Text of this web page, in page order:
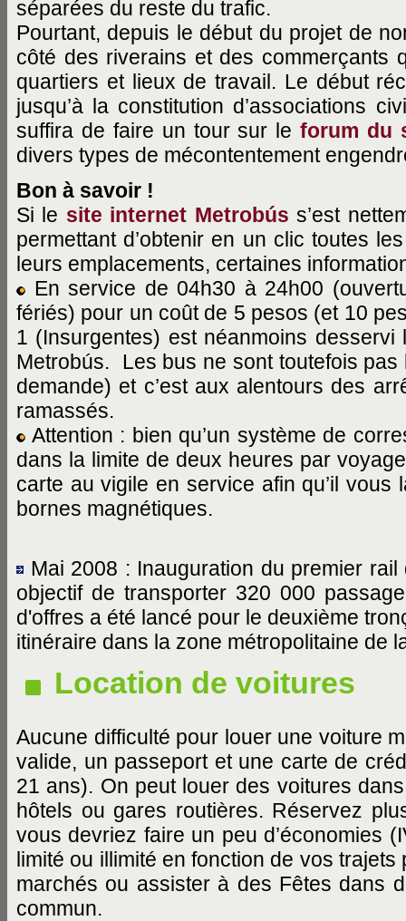
séparées du reste du trafic.
Pourtant, depuis le début du projet de
côté des riverains et des commerçants
quartiers et lieux de travail. Le début
jusqu’à la constitution d’associations
suffira de faire un tour sur le forum du
divers types de mécontentement
Bon à savoir !
Si le site internet Metrobúss’est
permettant d’obtenir en un clic toutes
leurs emplacements, certaines
En service de 04h30 à 24h00
fériés) pour un coût de 5 pesos (et 10
1 (Insurgentes) est néanmoins
Metrobús. Les bus ne sont toutefois
demande) et c’est aux alentours des
ramassés.
Attention : bien qu’un système de
dans la limite de deux heures par
carte au vigile en service afin qu’il
bornes magnétiques.
Mai 2008 : Inauguration du premier
objectif de transporter 320 000
d'offres a été lancé pour le deuxième
itinéraire dans la zone métropolitaine de
Location de voitures
Aucune difficulté pour louer une voiture
valide, un passeport et une carte de
21 ans). On peut louer des voitures
hôtels ou gares routières. Réservez
vous devriez faire un peu d’économies
limité ou illimité en fonction de vos
marchés ou assister à des Fêtes dans
commun.